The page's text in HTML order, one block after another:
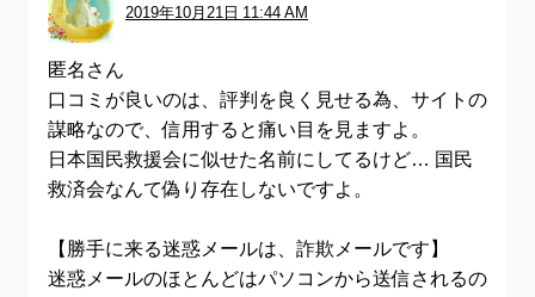
2019年10月21日 11:44 AM
匿名さん
口コミが良いのは、評判を良く見せる為、サイトの
謀略なので、信用すると痛い目を見ますよ。
日本国民救援会に似せた名前にしてるけど… 国民
救済会なんて偽り存在しないですよ。
【勝手に来る迷惑メールは、詐欺メールです】
迷惑メールのほとんどはパソコンから送信されるの